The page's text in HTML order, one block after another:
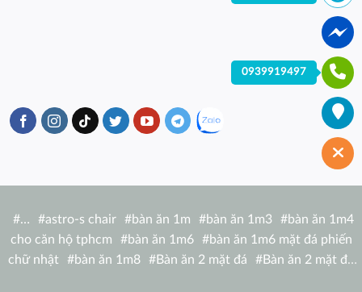
#… #astro-s chair #bàn ăn 1m #bàn ăn 1m3 #bàn ăn 1m4
cho căn hộ tphcm
#bàn ăn 1m6 #bàn ăn 1m6 mặt đá phiến
chữ nhật
#bàn ăn 1m8 #Bàn ăn 2 mặt đá #Bàn ăn 2 mặt đá
0939919497